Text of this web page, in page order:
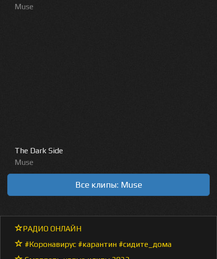
Muse
The Dark Side
Muse
Все клипы: Muse
РАДИО ОНЛАЙН
#Коронавирус #карантин #сидите_дома